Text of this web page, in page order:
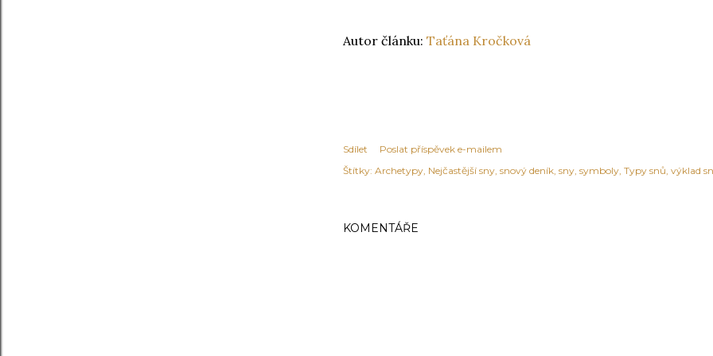
Autor článku: Taťána Kročková
Sdílet
Poslat příspěvek e-mailem
Štítky: Archetypy Nejčastější sny snový deník sny symboly Typy snů výklad
KOMENTÁŘE